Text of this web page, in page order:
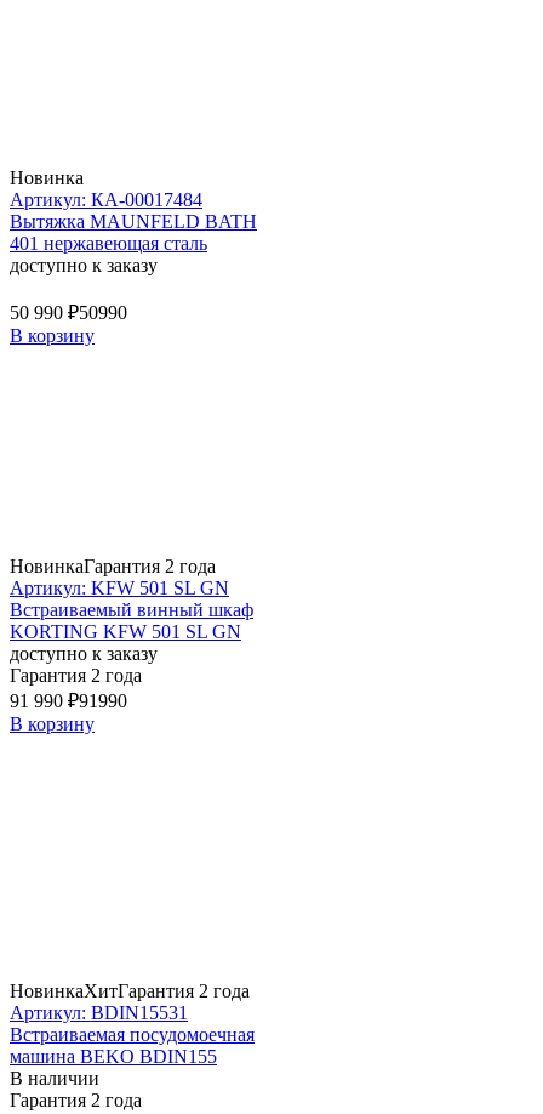
Новинка
Артикул: КА-00017484
Вытяжка MAUNFELD BATH
401 нержавеющая сталь
доступно к заказу
50 990 ₽50990
В корзину
НовинкаГарантия 2 года
Артикул: KFW 501 SL GN
Встраиваемый винный шкаф
KORTING KFW 501 SL GN
доступно к заказу
Гарантия 2 года
91 990 ₽91990
В корзину
НовинкаХитГарантия 2 года
Артикул: BDIN15531
Встраиваемая посудомоечная
машина BEKO BDIN155
В наличии
Гарантия 2 года